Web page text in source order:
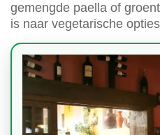
gemengde paella of
is naar vegetarische